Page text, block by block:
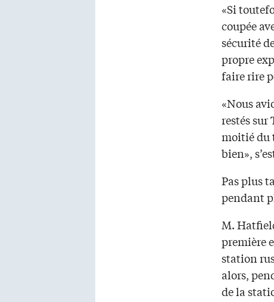
«Si
coupée
sécurité
propre
faire rire
«Nous
restés sur
moitié du
bien»,
Pas plus
pendant
M.
première
station
alors,
de la